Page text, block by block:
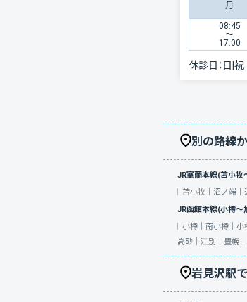
月
08:45
〜
17:00
休診日： 日|祝
別の路線
JR室蘭本線(苫小牧
苫小牧｜ 沼ノ端｜
JR函館本線(小樽～
小樽｜ 南小樽｜ 小
高砂｜ 江別｜ 豊幌｜
岩見沢駅